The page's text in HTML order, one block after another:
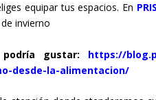
equipar tus espacios. En
invierno
gustar: https://
desde-la-alimentacion/